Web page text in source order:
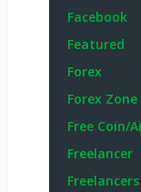
Facebook
Featured
Forex
Forex Zone
Free Coin/
Freelancer